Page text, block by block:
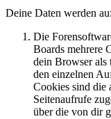
Deine Daten werden
Die
Boards mehrere
dein Browser als
den einzelnen
Cookies sind die
Seitenaufrufe
über die von dir